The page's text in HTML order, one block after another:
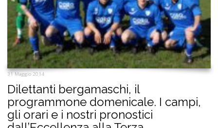
31 Maggio 2014
Dilettanti bergamaschi, il
programmone domenicale. I campi,
gli orari e i nostri pronostici